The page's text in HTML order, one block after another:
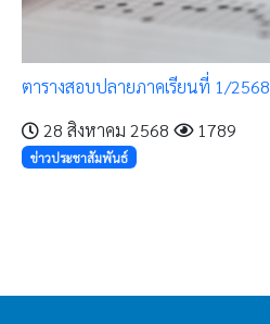
ตารางสอบปลายภาคเรียนที่ 1/2568
28 สิงหาคม 2568
1789
ข่าวประชาสัมพันธ์